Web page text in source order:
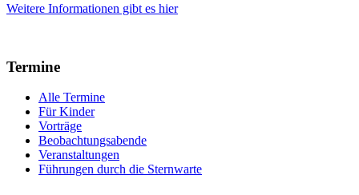
Weitere Informationen gibt es hier
Termine
Alle Termine
Für Kinder
Vorträge
Beobachtungsabende
Veranstaltungen
Führungen durch die Sternwarte